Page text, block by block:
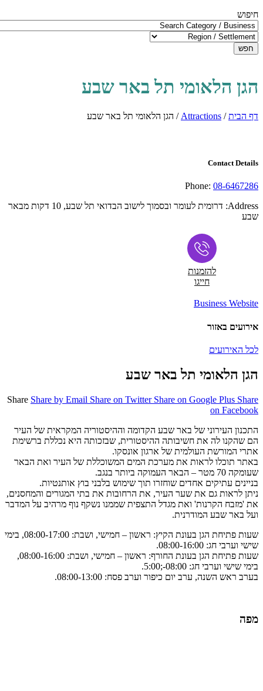
חיפוש
חפש
הגן הלאומי תל באר שבע
דף הבית/
Attractions
/ הגן הלאומי תל באר שבע
Contact Details
Phone: 08-6467286
Address:
דרומית לעומר ובסמוך לישוב הבדואי תל שבע, 10 דקות מבאר
שבע
להזמנות
חייגו
Business Website
אירועים באזור
לכל האירועים
הגן הלאומי תל באר שבע
Share Share by Email Share on Twitter Share on Google Plus Share
on Facebook
התכנון העירוני של באר שבע הקדומה וההיסטוריה המקראית של העיר
הם שהקנו לה את חשיבותה ההיסטורית, שבזכותה היא נכללת ברשימת
אתרי המורשת העולמית של ארגון אונסקו.
באתר תוכלו לראות את מערכת המים המשוכללת של העיר ואת הבאר
שעומקה 70 מטר – הבאר העמוקה ביותר בנגב.
בניינים עתיקים אחדים שוחזרו תוך שימוש בלבני בוץ אותנטיות.
ניתן לראות גם את שער העיר, את הרחובות את בתי המגורים והמחסנים,
את 'מזבח הקרנות' ואת מגדל התצפית שממנו נשקף נוף מרהיב על המדבר
ועל באר שבע המודרנית.
שעות פתיחת הגן בעונת הקיץ: ראשון – חמישי, ושבת: 08:00-17:00, בימי
שישי וערבי חג: 08:00-16:00.
שעות פתיחת הגן בעונת החורף: ראשון – חמישי, ושבת: 08:00-16:00,
בימי שישי וערבי חג: 08:00-;5:00.
בערב ראש השנה, ערב יום כיפור וערב פסח: 08:00-13:00.
מפה